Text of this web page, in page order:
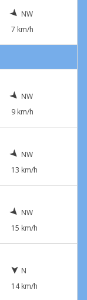
NW
7 km/h
NW
9 km/h
NW
13 km/h
NW
15 km/h
N
14 km/h